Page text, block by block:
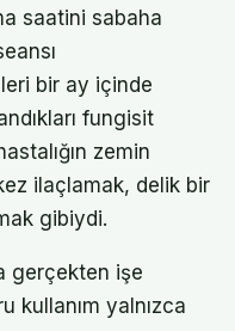
saatini sabaha
bir ay içinde
fungisit
zemin
ilaçlamak, delik bir
gibiydi.
gerçekten işe
kullanım yalnızca